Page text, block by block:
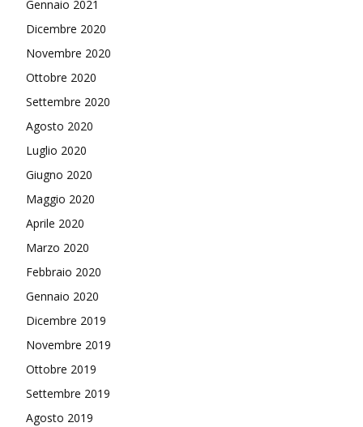
Gennaio 2021
Dicembre 2020
Novembre 2020
Ottobre 2020
Settembre 2020
Agosto 2020
Luglio 2020
Giugno 2020
Maggio 2020
Aprile 2020
Marzo 2020
Febbraio 2020
Gennaio 2020
Dicembre 2019
Novembre 2019
Ottobre 2019
Settembre 2019
Agosto 2019